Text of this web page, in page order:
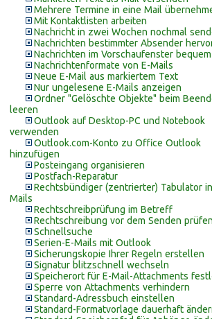
Mehrere Termine in eine Mail
Mit Kontaktlisten arbeiten
Nachricht in zwei Wochen nochmal
Nachrichten bestimmter Absender
Nachrichten im Vorschaufenster
Nachrichtenformate von E-Mails
Neue E-Mail aus markiertem Text
Nur ungelesene E-Mails anzeigen
Ordner "Gelöschte Objekte" beim
leeren
Outlook auf Desktop-PC und Notebook
verwenden
Outlook.com-Konto zu Office Outlook
hinzufügen
Posteingang organisieren
Postfach-Reparatur
Rechtsbündiger (zentrierter) Tabulator
Mails
Rechtschreibprüfung im Betreff
Rechtschreibung vor dem Senden prüfen
Schnellsuche
Serien-E-Mails mit Outlook
Sicherungskopie Ihrer Regeln erstellen
Signatur blitzschnell wechseln
Speicherort für E-Mail-Attachments
Sperre von Attachments verhindern
Standard-Adressbuch einstellen
Standard-Formatvorlage dauerhaft